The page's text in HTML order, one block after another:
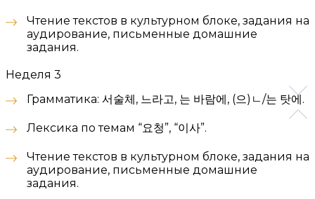
Чтение текстов в культурном блоке, задания на
аудирование, письменные домашние
задания.
Неделя 3
Грамматика: 서술체, 느라고, 는 바람에, (으)ㄴ/는 탓에.
Лексика по темам “요청”, “이사”.
Чтение текстов в культурном блоке, задания на
аудирование, письменные домашние
задания.